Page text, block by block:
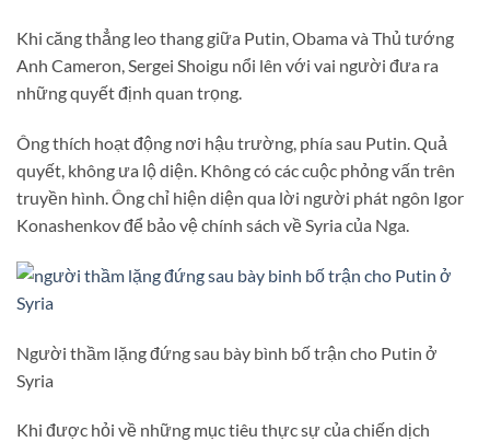
Khi căng thẳng leo thang giữa Putin, Obama và Thủ tướng
Anh Cameron, Sergei Shoigu nổi lên với vai người đưa ra
những quyết định quan trọng.
Ông thích hoạt động nơi hậu trường, phía sau Putin. Quả
quyết, không ưa lộ diện. Không có các cuộc phỏng vấn trên
truyền hình. Ông chỉ hiện diện qua lời người phát ngôn Igor
Konashenkov để bảo vệ chính sách về Syria của Nga.
Người thầm lặng đứng sau bày bình bố trận cho Putin ở
Syria
Khi được hỏi về những mục tiêu thực sự của chiến dịch